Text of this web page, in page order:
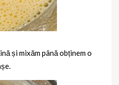
și mixăm până obținem o